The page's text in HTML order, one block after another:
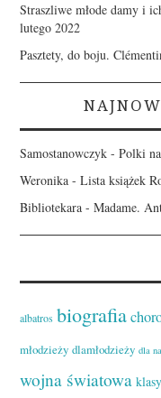
Straszliwe młode damy i
lutego 2022
Pasztety, do boju.
Samostanowczyk -Polki
Weronika -Lista książek
Bibliotekara -Madame.
albatros biografia
młodzieży dlamłodzieży dla
wojna światowa